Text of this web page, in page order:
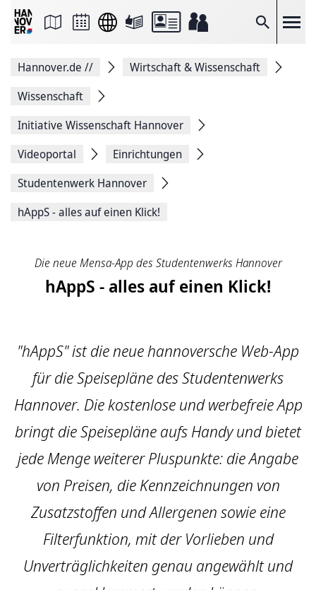
Suche
Seite
Facebook
teilen
Seitenlink
Seite
Hannover.de //
Wirtschaft & Wissenschaft
Wissenschaft
Initiative Wissenschaft Hannover
Videoportal
Einrichtungen
Studentenwerk Hannover
hAppS - alles auf einen Klick!
Die neue Mensa-App des Studentenwerks Hannover
hAppS - alles auf einen Klick!
"hAppS" ist die neue hannoversche Web-App
für die Speisepläne des Studentenwerks
Hannover. Die kostenlose und werbefreie App
bringt die Speisepläne aufs Handy und bietet
jede Menge weiterer Pluspunkte: die Angabe
von Preisen, die Kennzeichnungen von
Zusatzstoffen und Allergenen sowie eine
Filterfunktion, mit der Vorlieben und
Unverträglichkeiten genau angewählt und